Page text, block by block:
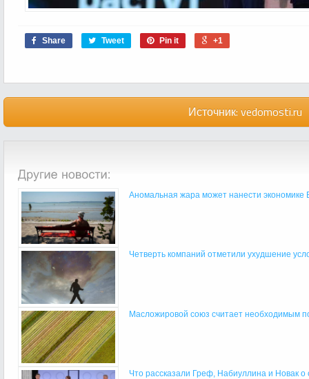
Share Tweet Pin it +1
Источник: vedomosti.ru
Аномальная жара может нанести экономике
Четверть компаний отметили ухудшение
Масложировой союз считает необходимым
Что рассказали Греф, Набиуллина и Новак о